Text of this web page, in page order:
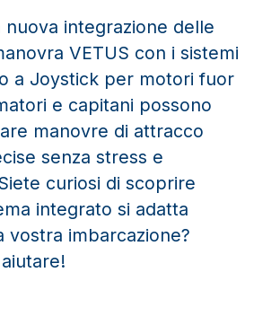
nuova integrazione delle
VETUS con i sistemi
a Joystick per motori fuor
e capitani possono
manovre di attracco
senza stress e
curiosi di scoprire
integrato si adatta
vostra imbarcazione?